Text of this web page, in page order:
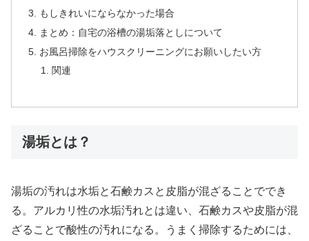
もしきれいにならなかった場合
まとめ：自宅の浴槽の湯垢落としについて
お風呂掃除をハウスクリーニングにお願いしたい方
関連
湯垢とは？
湯垢の汚れは水垢と石鹸カスと皮脂が混ざることででき
る。アルカリ性の水垢汚れとは違い、石鹸カスや皮脂が混
ざることで酸性の汚れになる。うまく掃除するためには、